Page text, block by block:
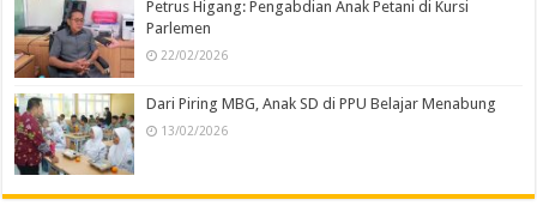
Petrus Higang: Pengabdian Anak Petani di Kursi
Parlemen
22/02/2026
Dari Piring MBG, Anak SD di PPU Belajar Menabung
13/02/2026